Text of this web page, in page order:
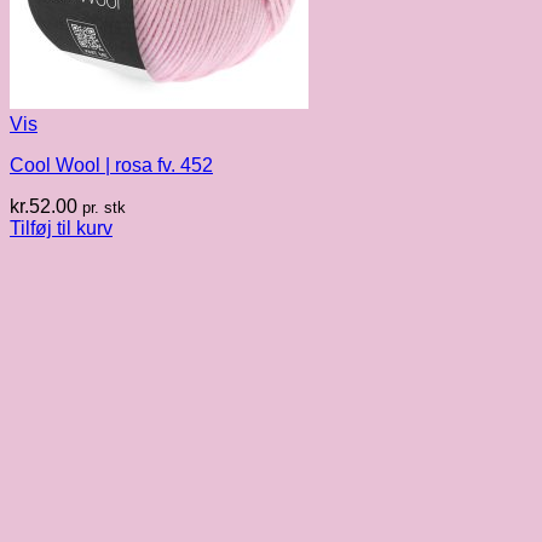
Vis
Cool Wool | rosa fv. 452
kr.52.00 pr. stk
Tilføj til kurv